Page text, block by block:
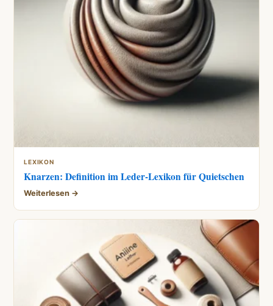
LEXIKON
Knarzen: Definition im Leder-Lexikon für Quietschen
Weiterlesen →